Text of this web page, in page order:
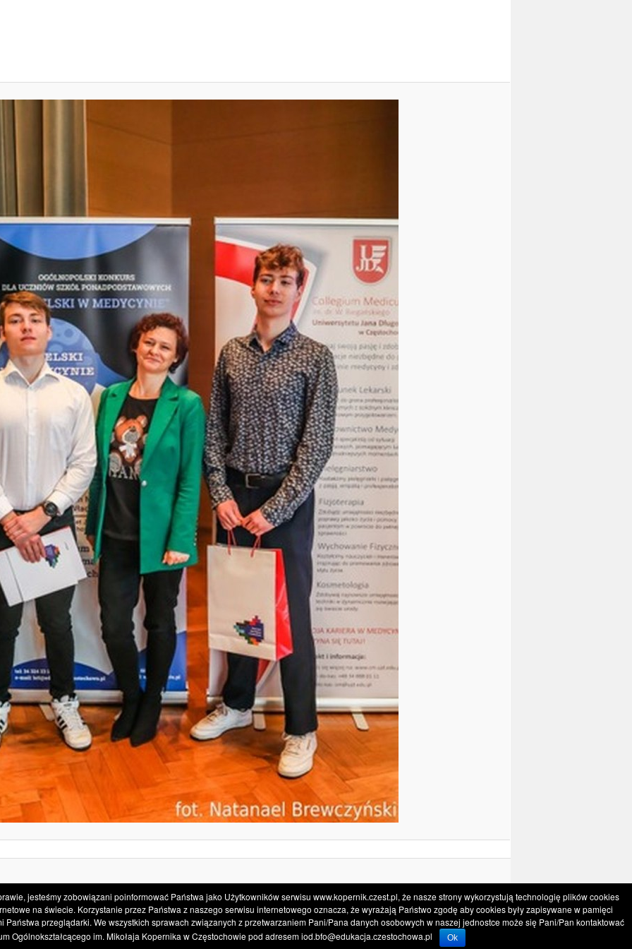
VII Liceum Ogólnokształcące im. Mikolaja Kopernika w Częstochowie
www.kopernik.czest.pl
jesteśmy zobowiązani poinformować Państwa jako Użytkowników serwisu www.kopernik.czest.pl, że nasze strony wykorzystują technologię plików cookies
na świecie. Korzystanie przez Państwa z naszego serwisu internetowego oznacza, że wyrażają Państwo zgodę aby cookies były zapisywane w pamięci
przeglądarki. We wszystkich sprawach związanych z przetwarzaniem Pani/Pana danych osobowych w naszej jednostce może się Pani/Pan kontaktować
Ogólnokształcącego im. Mikołaja Kopernika w Częstochowie pod adresem iod.bfo@edukacja.czestochowa.pl
Ok